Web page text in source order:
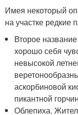
Имея некоторый
на участке редкие
Второе
хорошо себя
невысокой
аскорбиновой
пикантной
Облепиха.